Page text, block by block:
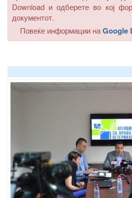
Download и одберете во кој
документот.
Повеќе информации наGoogle